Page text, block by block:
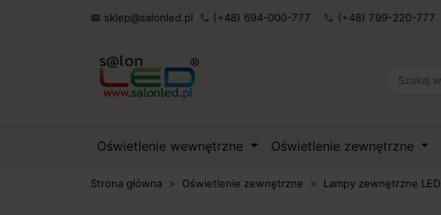
 sklep@salonled.pl phone (+48) 694-000-777 phone (+48) 799-220-777
Oświetlenie wewnętrzne Oświetlenie zewnętrzne
Strona główna Oświetlenie zewnętrzne Lampy zewnętrzne LED